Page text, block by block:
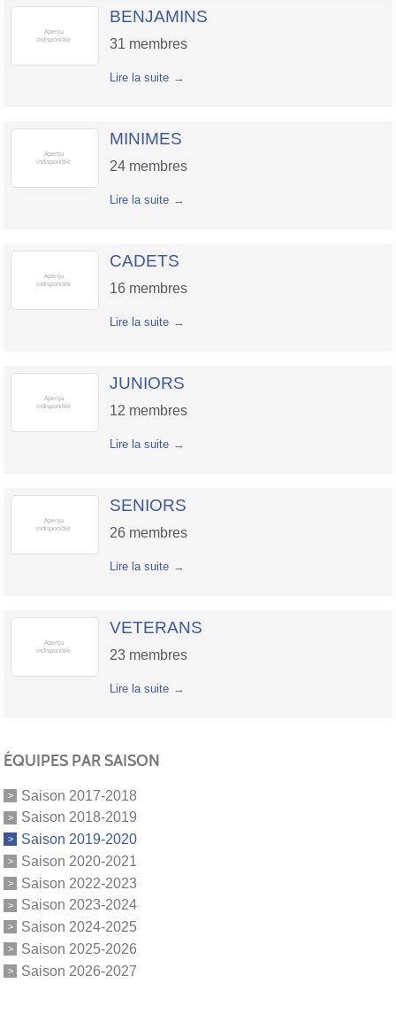
BENJAMINS
31 membres
Lire la suite
MINIMES
24 membres
Lire la suite
CADETS
16 membres
Lire la suite
JUNIORS
12 membres
Lire la suite
SENIORS
26 membres
Lire la suite
VETERANS
23 membres
Lire la suite
ÉQUIPES PAR SAISON
Saison 2017-2018
Saison 2018-2019
Saison 2019-2020
Saison 2020-2021
Saison 2022-2023
Saison 2023-2024
Saison 2024-2025
Saison 2025-2026
Saison 2026-2027